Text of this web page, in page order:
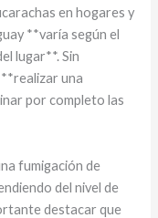
en hogares y
**varía según el
lugar**. Sin
una
por completo las
fumigación de
del nivel de
destacar que